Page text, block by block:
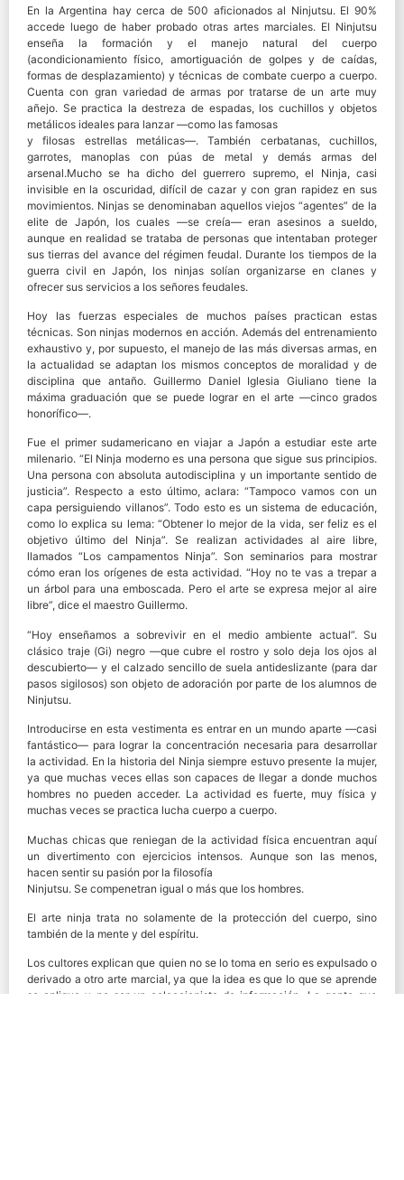
En la Argentina hay cerca de 500 aficionados al Ninjutsu. El 90%
accede luego de haber probado otras artes marciales. El Ninjutsu
enseña la formación y el manejo natural del cuerpo
(acondicionamiento físico, amortiguación de golpes y de caídas,
formas de desplazamiento) y técnicas de combate cuerpo a cuerpo.
Cuenta con gran variedad de armas por tratarse de un arte muy
añejo. Se practica la destreza de espadas, los cuchillos y objetos
metálicos ideales para lanzar —como las famosas
y filosas estrellas metálicas—. También cerbatanas, cuchillos,
garrotes, manoplas con púas de metal y demás armas del
arsenal.Mucho se ha dicho del guerrero supremo, el Ninja, casi
invisible en la oscuridad, difícil de cazar y con gran rapidez en sus
movimientos. Ninjas se denominaban aquellos viejos “agentes” de la
elite de Japón, los cuales —se creía— eran asesinos a sueldo,
aunque en realidad se trataba de personas que intentaban proteger
sus tierras del avance del régimen feudal. Durante los tiempos de la
guerra civil en Japón, los ninjas solían organizarse en clanes y
ofrecer sus servicios a los señores feudales.
Hoy las fuerzas especiales de muchos países practican estas
técnicas. Son ninjas modernos en acción. Además del entrenamiento
exhaustivo y, por supuesto, el manejo de las más diversas armas, en
la actualidad se adaptan los mismos conceptos de moralidad y de
disciplina que antaño. Guillermo Daniel Iglesia Giuliano tiene la
máxima graduación que se puede lograr en el arte —cinco grados
honorífico—.
Fue el primer sudamericano en viajar a Japón a estudiar este arte
milenario. “El Ninja moderno es una persona que sigue sus principios.
Una persona con absoluta autodisciplina y un importante sentido de
justicia”. Respecto a esto último, aclara: “Tampoco vamos con un
capa persiguiendo villanos”. Todo esto es un sistema de educación,
como lo explica su lema: “Obtener lo mejor de la vida, ser feliz es el
objetivo último del Ninja”. Se realizan actividades al aire libre,
llamados “Los campamentos Ninja”. Son seminarios para mostrar
cómo eran los orígenes de esta actividad. “Hoy no te vas a trepar a
un árbol para una emboscada. Pero el arte se expresa mejor al aire
libre”, dice el maestro Guillermo.
“Hoy enseñamos a sobrevivir en el medio ambiente actual”. Su
clásico traje (Gi) negro —que cubre el rostro y solo deja los ojos al
descubierto— y el calzado sencillo de suela antideslizante (para dar
pasos sigilosos) son objeto de adoración por parte de los alumnos de
Ninjutsu.
Introducirse en esta vestimenta es entrar en un mundo aparte —casi
fantástico— para lograr la concentración necesaria para desarrollar
la actividad. En la historia del Ninja siempre estuvo presente la mujer,
ya que muchas veces ellas son capaces de llegar a donde muchos
hombres no pueden acceder. La actividad es fuerte, muy física y
muchas veces se practica lucha cuerpo a cuerpo.
Muchas chicas que reniegan de la actividad física encuentran aquí
un divertimento con ejercicios intensos. Aunque son las menos,
hacen sentir su pasión por la filosofía
Ninjutsu. Se compenetran igual o más que los hombres.
El arte ninja trata no solamente de la protección del cuerpo, sino
también de la mente y del espíritu.
Los cultores explican que quien no se lo toma en serio es expulsado o
derivado a otro arte marcial, ya que la idea es que lo que se aprende
se aplique y no ser un coleccionista de información. La gente que